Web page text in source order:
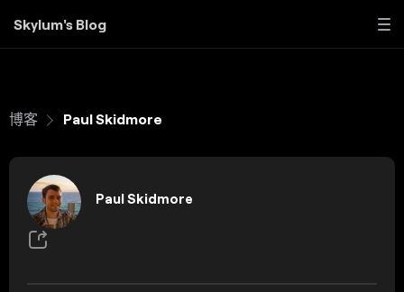
Skylum's Blog
博客 Paul Skidmore
Paul Skidmore